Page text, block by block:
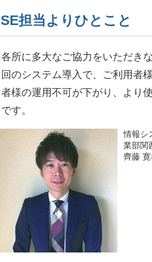
SE担当よりひとこと
各所に多大なご協力をいただき
回のシステム導入で、ご利用者
者様の運用不可が下がり、より
です。
情報シ
業部関
齊藤